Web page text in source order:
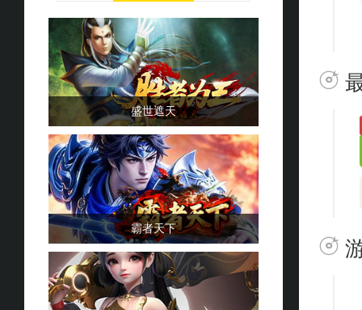
盛世遮天
霸者天下